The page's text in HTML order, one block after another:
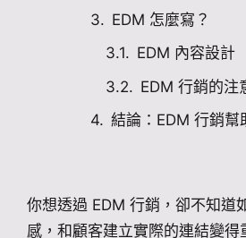
EDM 怎麼寫？
EDM 內容設計
EDM 行銷的注
結論：EDM 行銷幫
你想透過 EDM 行銷，卻不知道
感，和顧客建立實際的連結變